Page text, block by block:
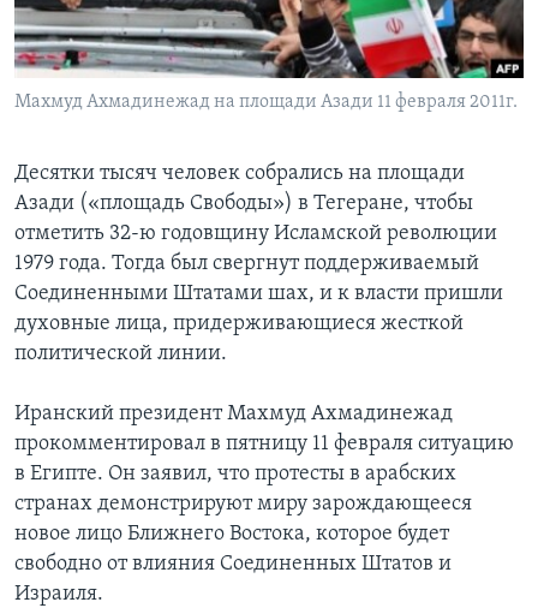
Learning English
СОЦИАЛЬНЫЕ СЕТИ
Языки
Махмуд Ахмадинежад на площади Азади 11 февраля 2011г.
Десятки тысяч человек собрались на площади
Азади («площадь Свободы») в Тегеране, чтобы
отметить 32-ю годовщину Исламской революции
1979 года. Тогда был свергнут поддерживаемый
Соединенными Штатами шах, и к власти пришли
духовные лица, придерживающиеся жесткой
политической линии.
Иранский президент Махмуд Ахмадинежад
прокомментировал в пятницу 11 февраля ситуацию
в Египте. Он заявил, что протесты в арабских
странах демонстрируют миру зарождающееся
новое лицо Ближнего Востока, которое будет
свободно от влияния Соединенных Штатов и
Израиля.